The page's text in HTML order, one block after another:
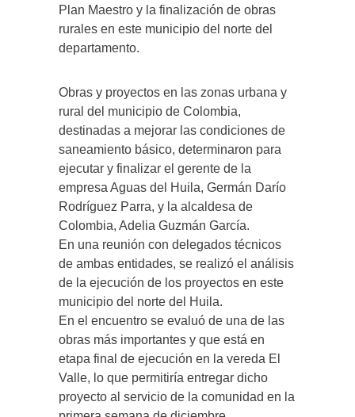
Plan Maestro y la finalización de obras
rurales en este municipio del norte del
departamento.
Obras y proyectos en las zonas urbana y
rural del municipio de Colombia,
destinadas a mejorar las condiciones de
saneamiento básico, determinaron para
ejecutar y finalizar el gerente de la
empresa Aguas del Huila, Germán Darío
Rodríguez Parra, y la alcaldesa de
Colombia, Adelia Guzmán García.
En una reunión con delegados técnicos
de ambas entidades, se realizó el análisis
de la ejecución de los proyectos en este
municipio del norte del Huila.
En el encuentro se evaluó de una de las
obras más importantes y que está en
etapa final de ejecución en la vereda El
Valle, lo que permitiría entregar dicho
proyecto al servicio de la comunidad en la